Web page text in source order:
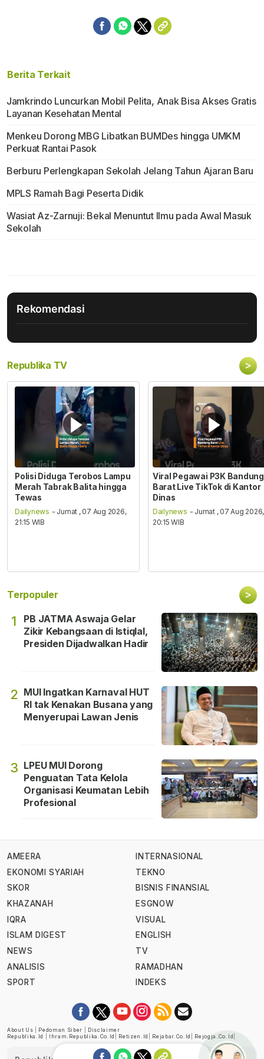
Berita Terkait
Jamkrindo Luncurkan Mobil Pelita, Anak Bisa Akses Gratis
Layanan Kesehatan Mental
Menkeu Dorong MBG Libatkan BUMDes hingga UMKM
Perkuat Rantai Pasok
Berburu Perlengkapan Sekolah Jelang Tahun Ajaran Baru
MPLS Ramah Bagi Peserta Didik
Wasiat Az-Zarnuji: Bekal Menuntut Ilmu pada Awal Masuk
Sekolah
Rekomendasi
Republika TV >
Polisi Diduga Terobos Lampu
Merah Tabrak Balita hingga
Tewas
Dailynews - Jumat , 07 Aug 2026,
21:15 WIB
Viral Pegawai P3K Bandung
Barat Live TikTok di Kantor
Dinas
Dailynews - Jumat , 07 Aug 2026,
20:15 WIB
Terpopuler >
1
PB JATMA Aswaja Gelar
Zikir Kebangsaan di Istiqlal,
Presiden Dijadwalkan Hadir
2 MUI Ingatkan Karnaval HUT
RI tak Kenakan Busana yang
Menyerupai Lawan Jenis
3 LPEU MUI Dorong
Penguatan Tata Kelola
Organisasi Keumatan Lebih
Profesional
AMEERA
EKONOMI SYARIAH
SKOR
KHAZANAH
IQRA
ISLAM DIGEST
NEWS
ANALISIS
SPORT
INTERNASIONAL
TEKNO
BISNIS FINANSIAL
ESGNOW
VISUAL
ENGLISH
TV
RAMADHAN
INDEKS
About Us Pedoman Siber
Disclaimer
Republika.id
Ihram.republika.co.id Retizen.id Rejabar.co.id Rejogja.co.id